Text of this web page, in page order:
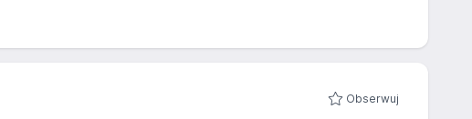
Obserwuj